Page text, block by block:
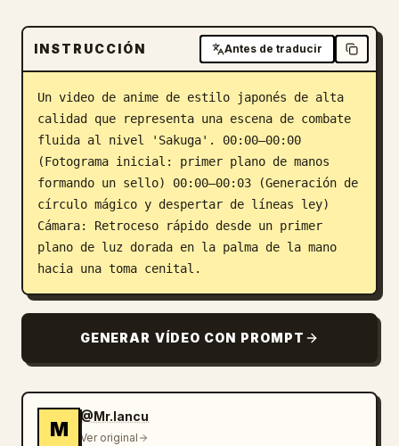
INSTRUCCIÓN Antes de traducir
Un video de anime de estilo japonés de alta
calidad que representa una escena de combate
fluida al nivel 'Sakuga'. 00:00–00:00
(Fotograma inicial: primer plano de manos
formando un sello) 00:00–00:03 (Generación de
círculo mágico y despertar de líneas ley)
Cámara: Retroceso rápido desde un primer
plano de luz dorada en la palma de la mano
hacia una toma cenital.
GENERAR VÍDEO CON PROMPT
M
@Mr.Iancu
Ver original